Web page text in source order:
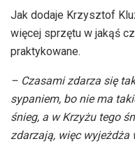
dźwiękowych
Jak dodaje Krzysztof
więcej sprzętu w jakąś
praktykowane.
– Czasami zdarza się
sypaniem, bo nie ma
śnieg, a w Krzyżu tego
zdarzają, więc wyjeżdża